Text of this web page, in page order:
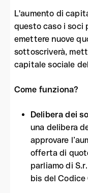
L'aumento di
questo caso i soci
emettere nuove
sottoscriverà,
capitale sociale
Come funziona?
Delibera dei
una delibera
approvare
offerta di
parliamo di
bis del Codice